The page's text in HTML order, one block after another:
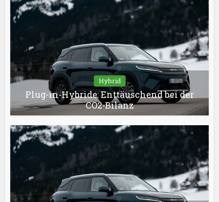
Hybrid
Plug-in-Hybride: Enttäuschend bei der
CO2-Bilanz